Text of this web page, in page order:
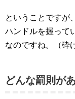
ということですが
ハンドルを握って
なのですね。（砕
どんな罰則が